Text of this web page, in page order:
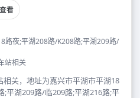
看
路夜;平湖208路/K208路;平湖209路/
站相关
关，地址为嘉兴市平湖市平湖18
;平湖209路/临209路;平湖216路;平